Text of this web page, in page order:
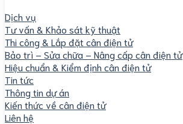
Dịch vụ
Tư vấn & Khảo sát kỹ thuật
Thi công & Lắp đặt cân điện tử
Bảo trì – Sửa chữa – Nâng cấp cân điện tử
Hiệu chuẩn & Kiểm định cân điện tử
Tin tức
Thông tin dự án
Kiến thức về cân điện tử
Liên hệ